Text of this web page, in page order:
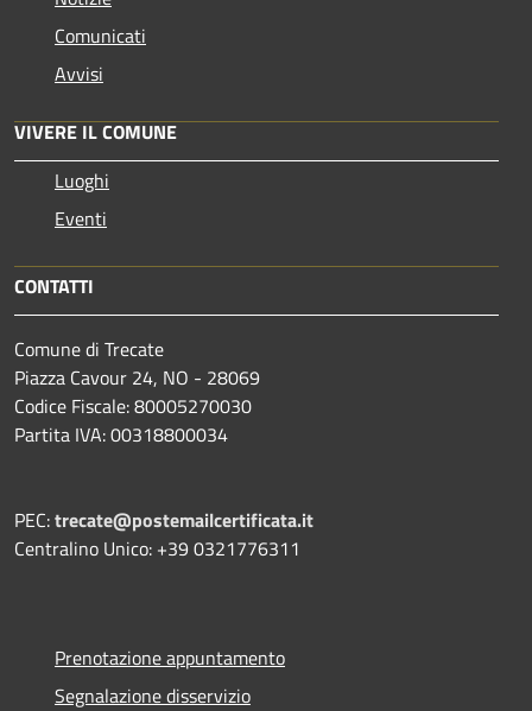
Comunicati
Avvisi
VIVERE IL COMUNE
Luoghi
Eventi
CONTATTI
Comune di Trecate
Piazza Cavour 24, NO - 28069
Codice Fiscale: 80005270030
Partita IVA: 00318800034
PEC:trecate@postemailcertificata.it
Centralino Unico: +39 0321776311
Prenotazione appuntamento
Segnalazione disservizio